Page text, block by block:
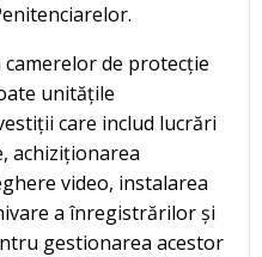
de protecție
unitățile
care includ lucrări
achiziționarea
video, instalarea
a înregistrărilor și
gestionarea acestor